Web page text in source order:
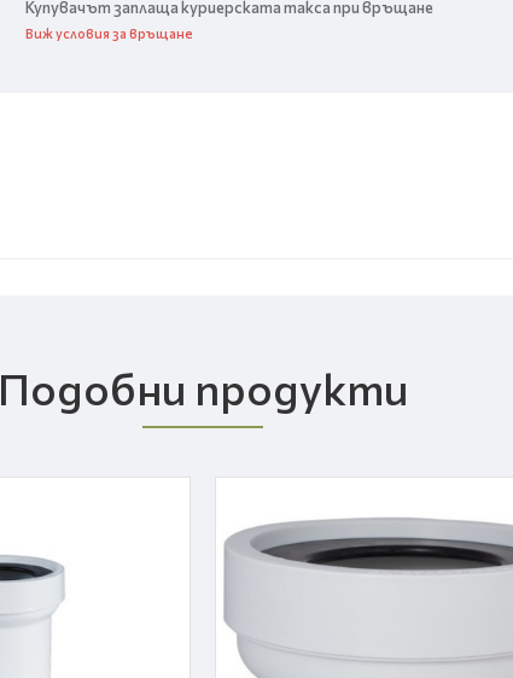
Купувачът заплаща куриерската такса при връщане
Виж условия за връщане
Подобни продукти